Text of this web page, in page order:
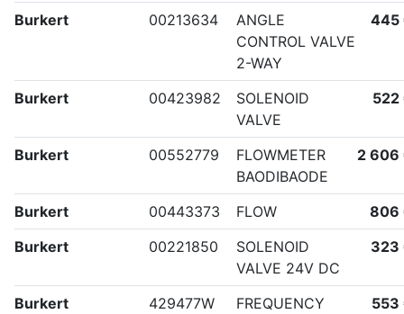
Burkert 00213634
ANGLE
CONTROL VALVE
2-WAY
445
Burkert 00423982
SOLENOID
VALVE
522
Burkert 00552779
FLOWMETER
BAODIBAODE
2 606
Burkert 00443373 FLOW
806
Burkert
00221850
SOLENOID
VALVE 24V DC
323
Burkert 429477W
FREQUENCY
553